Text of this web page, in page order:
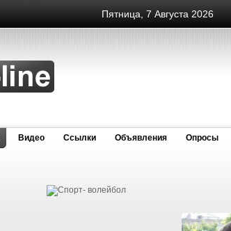
Пятница, 7 Августа 2026
Видео Cсылки Объявления Опросы